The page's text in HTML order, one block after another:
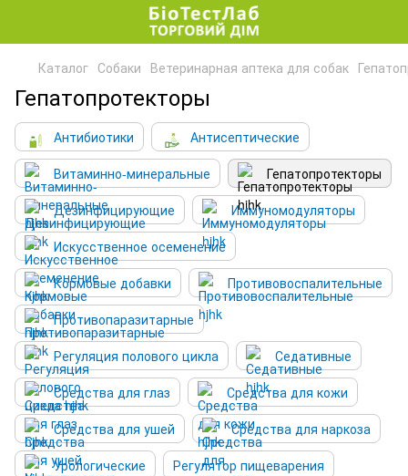
Каталог Собаки Ветеринарная аптека для собак
Гепатопротекторы
Антибиотики
Антисептические
Витаминно-минеральные
Гепатопротекторы
Дезинфицирующие
Иммуномодуляторы
Искусственное осеменение
Кормовые добавки
Противовоспалительные
Противопаразитарные
Регуляция полового цикла
Седативные
Средства для глаз
Средства для кожи
Средства для ушей
Средства для наркоза
Урологические
Регулятор пищеварения